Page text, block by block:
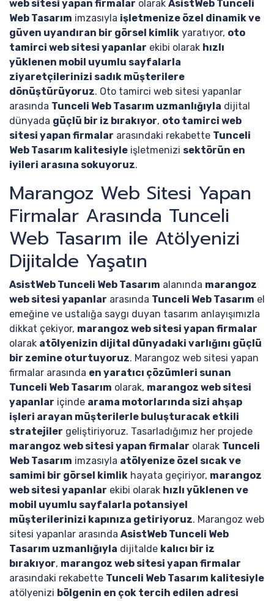
web sitesi yapan firmalar olarak AsistWeb Tunceli
Web Tasarım imzasıyla işletmenize özel dinamik ve
güven uyandıran bir görsel kimlik yaratıyor, oto
tamirci web sitesi yapanlar ekibi olarak hızlı
yüklenen mobil uyumlu sayfalarla
ziyaretçilerinizi sadık müşterilere
dönüştürüyoruz. Oto tamirci web sitesi yapanlar
arasında Tunceli Web Tasarım uzmanlığıyla dijital
dünyada güçlü bir iz bırakıyor, oto tamirci web
sitesi yapan firmalar arasındaki rekabette Tunceli
Web Tasarım kalitesiyle işletmenizi sektörün en
iyileri arasına sokuyoruz.
Marangoz Web Sitesi Yapan
Firmalar Arasında Tunceli
Web Tasarım ile Atölyenizi
Dijitalde Yaşatın
AsistWeb Tunceli Web Tasarım alanında marangoz
web sitesi yapanlar arasında Tunceli Web Tasarım el
emeğine ve ustalığa saygı duyan tasarım anlayışımızla
dikkat çekiyor, marangoz web sitesi yapan firmalar
olarak atölyenizin dijital dünyadaki varlığını güçlü
bir zemine oturtuyoruz. Marangoz web sitesi yapan
firmalar arasında en yaratıcı çözümleri sunan
Tunceli Web Tasarım olarak, marangoz web sitesi
yapanlar içinde arama motorlarında sizi ahşap
işleri arayan müşterilerle buluşturacak etkili
stratejiler geliştiriyoruz. Tasarladığımız her projede
marangoz web sitesi yapan firmalar olarak Tunceli
Web Tasarım imzasıyla atölyenize özel sıcak ve
samimi bir görsel kimlik hayata geçiriyor, marangoz
web sitesi yapanlar ekibi olarak hızlı yüklenen ve
mobil uyumlu sayfalarla potansiyel
müşterilerinizi kapınıza getiriyoruz. Marangoz web
sitesi yapanlar arasında AsistWeb Tunceli Web
Tasarım uzmanlığıyla dijitalde kalıcı bir iz
bırakıyor, marangoz web sitesi yapan firmalar
arasındaki rekabette Tunceli Web Tasarım kalitesiyle
atölyenizi bölgenin en çok tercih edilen adresi